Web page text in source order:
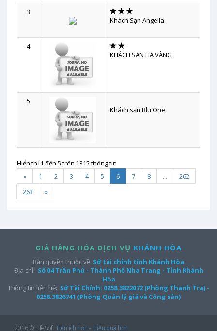
3
Khách Sạn Angella
4
KHÁCH SẠN HẠ VÀNG
5
Khách sạn Blu One
Hiển thị 1 đến 5 trên 1315 thông tin
«
1 2 3 4 5 6 7 8 ...
262
263
»
GIÁ HÀNG HÓA DỊCH VỤ KHÁNH HÒA
Bản quyền thuộc về Sở tài chính tỉnh Khánh Hòa
Địa chỉ: Số 04 Trần Phú - Thành Phố Nha Trang - Tỉnh Khánh
Hòa
Thông tin liên hệ: Sở Tài Chính: 0258.3822072 (Phòng Thanh Tra) -
0258.3826741 (Phòng Quản lý giá và Công sản)
2016 © LifeSoftTiện ích hơn - Hiệu quả hơn